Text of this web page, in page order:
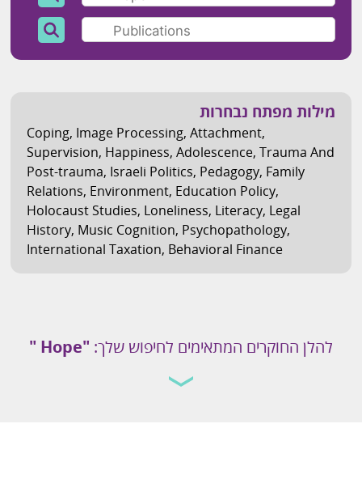
מילות מפתח נבחרות
Coping, Image Processing,Attachment,
Supervision, Happiness,Adolescence,Trauma And
Post-trauma, Israeli Politics, Pedagogy, Family
Relations, Environment, Education Policy,
Holocaust Studies, Loneliness, Literacy, Legal
History, Music Cognition, Psychopathology,
International Taxation, Behavioral Finance
להלן החוקרים המתאימים לחיפוש שלך: "Hope "